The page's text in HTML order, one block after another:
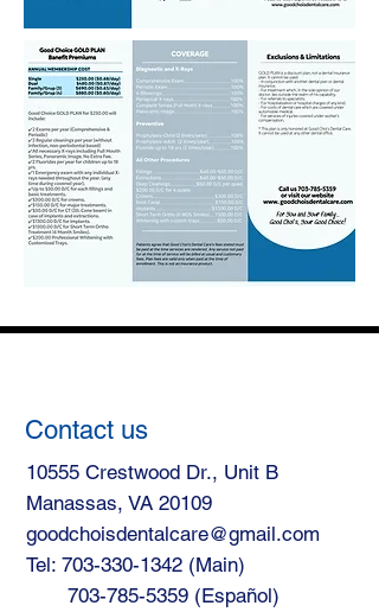
Contact us
10555 Crestwood Dr., Unit B
Manassas, VA 20109
goodchoisdentalcare@gmail.com
Tel: 703-330-1342 (Main)
703-785-5359 (Español)